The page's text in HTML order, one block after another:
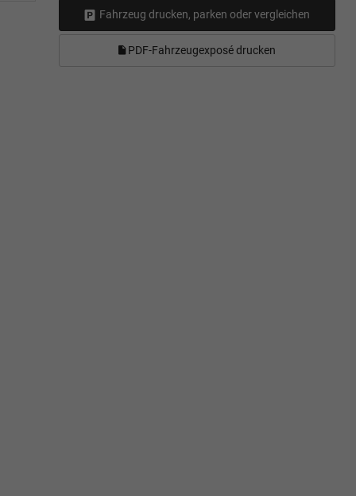
Fahrzeug drucken, parken oder vergleichen
PDF-Fahrzeugexposé drucken